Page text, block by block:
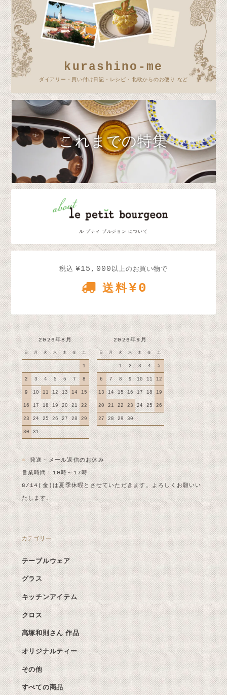
kurashino-me
ダイアリー・買い付け日記・レシピ・北欧からのお便り など
これまでの特集
ル プティ ブルジョン について
税込 ¥15,000 以上のお買い物で
送料¥0
2026年8月
日 月 火 水 木 金 土
1
2 3 4 5 6 7 8
9 10 11 12 13 14 15
16 17 18 19 20 21 22
23 24 25 26 27 28 29
30 31
2026年9月
日 月 火 水 木 金 土
1 2 3 4 5
6 7 8 9 10 11 12
13 14 15 16 17 18 19
20 21 22 23 24 25 26
27 28 29 30
■発送・メール返信のお休み
営業時間：10時～17時
8/14(金)は夏季休暇とさせていただきます。よろしくお願いい
たします。
カテゴリー
テーブルウェア
グラス
キッチンアイテム
クロス
高塚和則さん 作品
オリジナルティー
その他
すべての商品